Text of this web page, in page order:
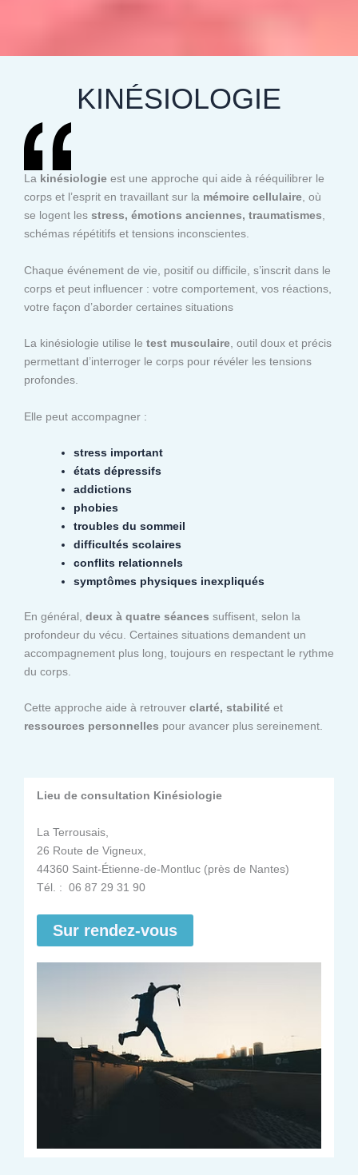
KINÉSIOLOGIE
La kinésiologie est une approche qui aide à rééquilibrer le
corps et l’esprit en travaillant sur la mémoire cellulaire, où
se logent les stress, émotions anciennes, traumatismes,
schémas répétitifs et tensions inconscientes.
Chaque événement de vie, positif ou difficile, s’inscrit dans le
corps et peut influencer : votre comportement, vos réactions,
votre façon d’aborder certaines situations
La kinésiologie utilise le test musculaire, outil doux et précis
permettant d’interroger le corps pour révéler les tensions
profondes.
Elle peut accompagner :
stress important
états dépressifs
addictions
phobies
troubles du sommeil
difficultés scolaires
conflits relationnels
symptômes physiques inexpliqués
En général, deux à quatre séances suffisent, selon la
profondeur du vécu. Certaines situations demandent un
accompagnement plus long, toujours en respectant le rythme
du corps.
Cette approche aide à retrouver clarté, stabilité et
ressources personnelles pour avancer plus sereinement.
Lieu de consultation Kinésiologie
La Terrousais,
26 Route de Vigneux,
44360 Saint-Étienne-de-Montluc (près de Nantes)
Tél. : 06 87 29 31 90
Sur rendez-vous